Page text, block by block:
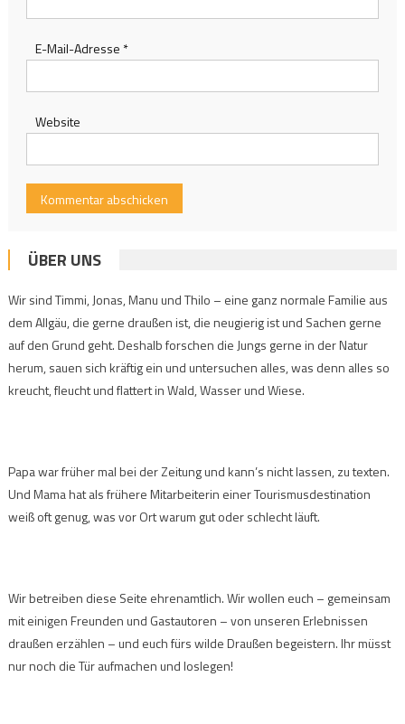
E-Mail-Adresse *
Website
ÜBER UNS
Wir sind Timmi, Jonas, Manu und Thilo – eine ganz normale Familie aus
dem Allgäu, die gerne draußen ist, die neugierig ist und Sachen gerne
auf den Grund geht. Deshalb forschen die Jungs gerne in der Natur
herum, sauen sich kräftig ein und untersuchen alles, was denn alles so
kreucht, fleucht und flattert in Wald, Wasser und Wiese.
Papa war früher mal bei der Zeitung und kann’s nicht lassen, zu texten.
Und Mama hat als frühere Mitarbeiterin einer Tourismusdestination
weiß oft genug, was vor Ort warum gut oder schlecht läuft.
Wir betreiben diese Seite ehrenamtlich. Wir wollen euch – gemeinsam
mit einigen Freunden und Gastautoren – von unseren Erlebnissen
draußen erzählen – und euch fürs wilde Draußen begeistern. Ihr müsst
nur noch die Tür aufmachen und loslegen!